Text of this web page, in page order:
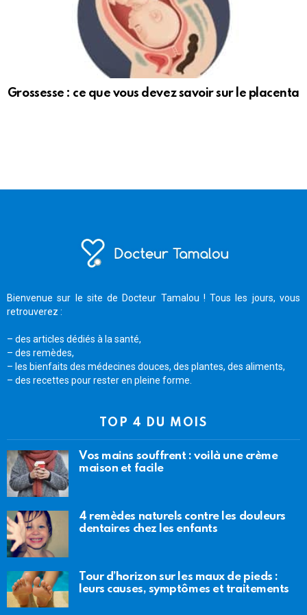
Grossesse : ce que vous devez savoir sur le placenta
Bienvenue sur le site de Docteur Tamalou ! Tous les jours, vous
retrouverez :
– des articles dédiés à la santé,
– des remèdes,
– les bienfaits des médecines douces, des plantes, des aliments,
– des recettes pour rester en pleine forme.
TOP 4 DU MOIS
Vos mains souffrent : voilà une crème
maison et facile
4 remèdes naturels contre les douleurs
dentaires chez les enfants
Tour d’horizon sur les maux de pieds :
leurs causes, symptômes et traitements